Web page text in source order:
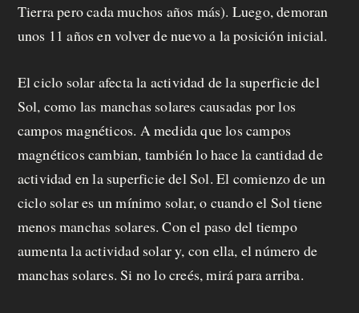
Tierra pero cada muchos años más). Luego, demoran
unos 11 años en volver de nuevo a la posición inicial.
El ciclo solar afecta la actividad de la superficie del
Sol, como las manchas solares causadas por los
campos magnéticos. A medida que los campos
magnéticos cambian, también lo hace la cantidad de
actividad en la superficie del Sol. El comienzo de un
ciclo solar es un mínimo solar, o cuando el Sol tiene
menos manchas solares. Con el paso del tiempo
aumenta la actividad solar y, con ella, el número de
manchas solares. Si no lo creés, mirá para arriba.